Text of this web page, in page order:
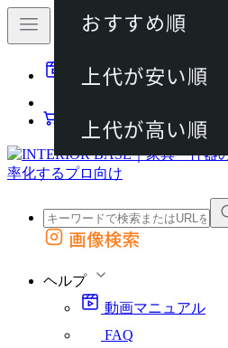
動画マニュアル
カート
外部サイトの商品をカートに追加
画像検索
ヘルプ
動画マニュアル
FAQ
おすすめ順
上代が安い順
上代が高い順